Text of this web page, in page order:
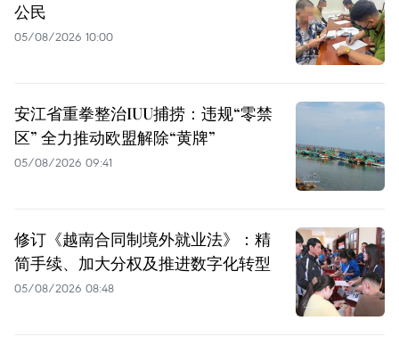
公民
05/08/2026 10:00
安江省重拳整治IUU捕捞：违规“零禁
区” 全力推动欧盟解除“黄牌”
05/08/2026 09:41
修订《越南合同制境外就业法》：精
简手续、加大分权及推进数字化转型
05/08/2026 08:48